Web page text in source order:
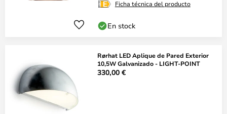
Ficha técnica del producto
En stock
Rørhat LED Aplique de Pared Exterior
10,5W Galvanizado - LIGHT-POINT
330,00 €